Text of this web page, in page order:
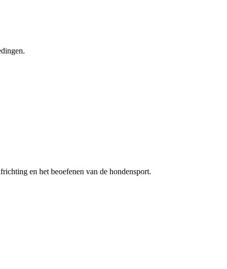
en het beoefenen van de hondensport.